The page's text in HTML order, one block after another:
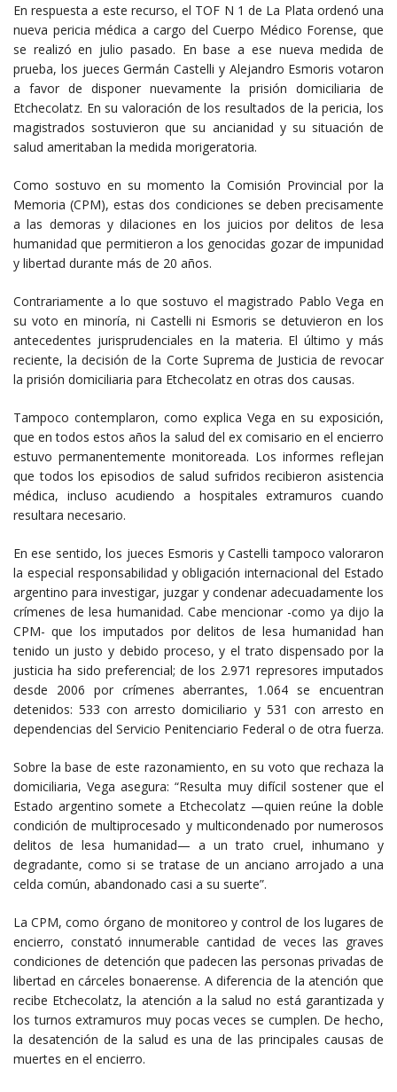
En respuesta a este recurso, el TOF N 1 de La Plata ordenó una
nueva pericia médica a cargo del Cuerpo Médico Forense, que
se realizó en julio pasado. En base a ese nueva medida de
prueba, los jueces Germán Castelli y Alejandro Esmoris votaron
a favor de disponer nuevamente la prisión domiciliaria de
Etchecolatz. En su valoración de los resultados de la pericia, los
magistrados sostuvieron que su ancianidad y su situación de
salud ameritaban la medida morigeratoria.
Como sostuvo en su momento la Comisión Provincial por la
Memoria (CPM), estas dos condiciones se deben precisamente
a las demoras y dilaciones en los juicios por delitos de lesa
humanidad que permitieron a los genocidas gozar de impunidad
y libertad durante más de 20 años.
Contrariamente a lo que sostuvo el magistrado Pablo Vega en
su voto en minoría, ni Castelli ni Esmoris se detuvieron en los
antecedentes jurisprudenciales en la materia. El último y más
reciente, la decisión de la Corte Suprema de Justicia de revocar
la prisión domiciliaria para Etchecolatz en otras dos causas.
Tampoco contemplaron, como explica Vega en su exposición,
que en todos estos años la salud del ex comisario en el encierro
estuvo permanentemente monitoreada. Los informes reflejan
que todos los episodios de salud sufridos recibieron asistencia
médica, incluso acudiendo a hospitales extramuros cuando
resultara necesario.
En ese sentido, los jueces Esmoris y Castelli tampoco valoraron
la especial responsabilidad y obligación internacional del Estado
argentino para investigar, juzgar y condenar adecuadamente los
crímenes de lesa humanidad. Cabe mencionar -como ya dijo la
CPM- que los imputados por delitos de lesa humanidad han
tenido un justo y debido proceso, y el trato dispensado por la
justicia ha sido preferencial; de los 2.971 represores imputados
desde 2006 por crímenes aberrantes, 1.064 se encuentran
detenidos: 533 con arresto domiciliario y 531 con arresto en
dependencias del Servicio Penitenciario Federal o de otra fuerza.
Sobre la base de este razonamiento, en su voto que rechaza la
domiciliaria, Vega asegura: “Resulta muy difícil sostener que el
Estado argentino somete a Etchecolatz —quien reúne la doble
condición de multiprocesado y multicondenado por numerosos
delitos de lesa humanidad— a un trato cruel, inhumano y
degradante, como si se tratase de un anciano arrojado a una
celda común, abandonado casi a su suerte”.
La CPM, como órgano de monitoreo y control de los lugares de
encierro, constató innumerable cantidad de veces las graves
condiciones de detención que padecen las personas privadas de
libertad en cárceles bonaerense. A diferencia de la atención que
recibe Etchecolatz, la atención a la salud no está garantizada y
los turnos extramuros muy pocas veces se cumplen. De hecho,
la desatención de la salud es una de las principales causas de
muertes en el encierro.